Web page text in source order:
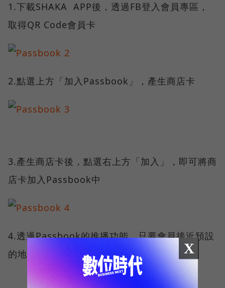
1.下載SHAKA APP後，透過FB登入會員專區，
取得QR Code會員卡
2.點選上方「加入Passbook」，產生商店卡
3.產生商店卡後，點選右上方「加入」，即可將商
店卡加入Passbook中
4.透過Passbook的推播功能，只要會員接近預設
的地點，即會跳出提醒
X